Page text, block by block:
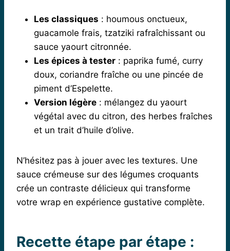
Les classiques : houmous onctueux,
guacamole frais, tzatziki rafraîchissant ou
sauce yaourt citronnée.
Les épices à tester : paprika fumé, curry
doux, coriandre fraîche ou une pincée de
piment d’Espelette.
Version légère : mélangez du yaourt
végétal avec du citron, des herbes fraîches
et un trait d’huile d’olive.
N’hésitez pas à jouer avec les textures. Une
sauce crémeuse sur des légumes croquants
crée un contraste délicieux qui transforme
votre wrap en expérience gustative complète.
Recette étape par étape :